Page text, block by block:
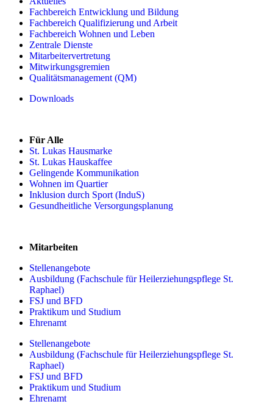
Fachbereich Entwicklung und Bildung
Fachbereich Qualifizierung und Arbeit
Fachbereich Wohnen und Leben
Zentrale Dienste
Mitarbeitervertretung
Mitwirkungsgremien
Qualitätsmanagement (QM)
Downloads
Für Alle
St. Lukas Hausmarke
St. Lukas Hauskaffee
Gelingende Kommunikation
Wohnen im Quartier
Inklusion durch Sport (InduS)
Gesundheitliche Versorgungsplanung
Mitarbeiten
Stellenangebote
Ausbildung (Fachschule für Heilerziehungspflege St.
Raphael)
FSJ und BFD
Praktikum und Studium
Ehrenamt
Stellenangebote
Ausbildung (Fachschule für Heilerziehungspflege St.
Raphael)
FSJ und BFD
Praktikum und Studium
Ehrenamt